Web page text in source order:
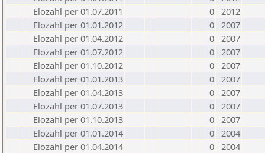
Elozahl per 01.07.2011
0 2012
Elozahl per 01.01.2012
0 2007
Elozahl per 01.04.2012
0 2007
Elozahl per 01.07.2012
0 2007
Elozahl per 01.10.2012
0 2007
Elozahl per 01.01.2013
0 2007
Elozahl per 01.04.2013
0 2007
Elozahl per 01.07.2013
0 2007
Elozahl per 01.10.2013
0 2007
Elozahl per 01.01.2014
0 2004
Elozahl per 01.04.2014
0 2004